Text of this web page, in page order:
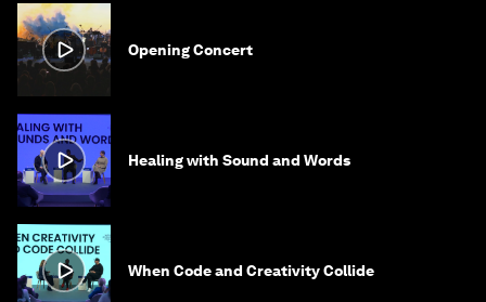
Opening Concert
Healing with Sound and Words
When Code and Creativity Collide